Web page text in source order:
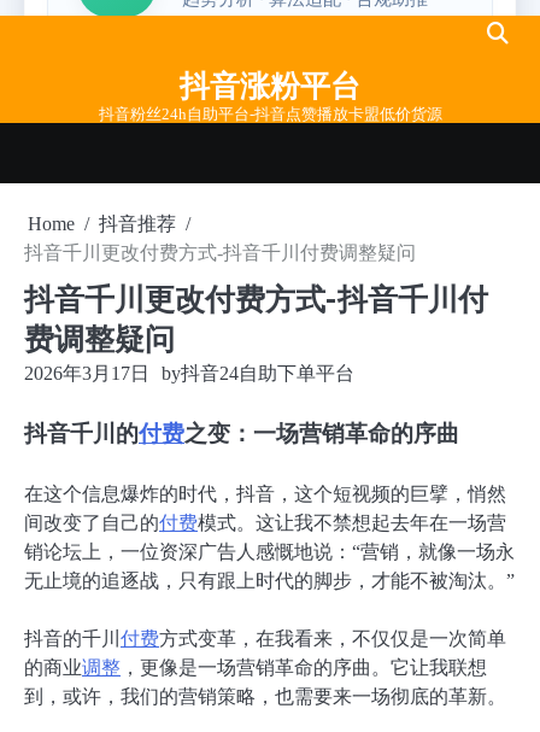
抖音涨粉平台
抖音粉丝24h自助平台-抖音点赞播放卡盟低价货源
Home
抖音推荐
抖音千川更改付费方式-抖音千川付费调整疑问
抖音千川更改付费方式-抖音千川付
费调整疑问
2026年3月17日 by抖音24自助下单平台
抖音千川的付费之变：一场营销革命的序曲
在这个信息爆炸的时代，抖音，这个短视频的巨擘，悄然
间改变了自己的付费模式。这让我不禁想起去年在一场营
销论坛上，一位资深广告人感慨地说：“营销，就像一场永
无止境的追逐战，只有跟上时代的脚步，才能不被淘汰。”
抖音的千川 付费方式变革，在我看来，不仅仅是一次简单
的商业调整 ，更像是一场营销革命的序曲。它让我联想
到，或许，我们的营销策略，也需要来一场彻底的革新。